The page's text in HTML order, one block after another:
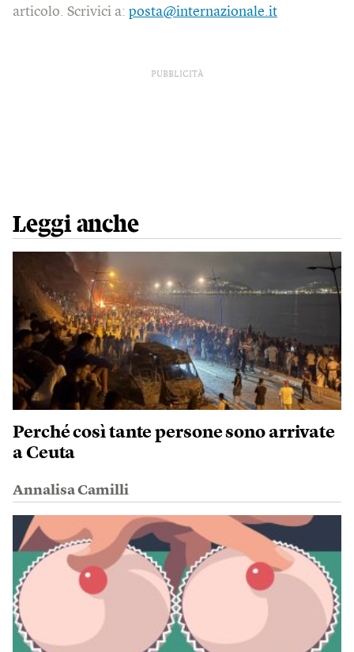
articolo. Scrivici a: posta@internazionale.it
PUBBLICITÀ
Leggi anche
Perché così tante persone sono arrivate
a Ceuta
Annalisa Camilli